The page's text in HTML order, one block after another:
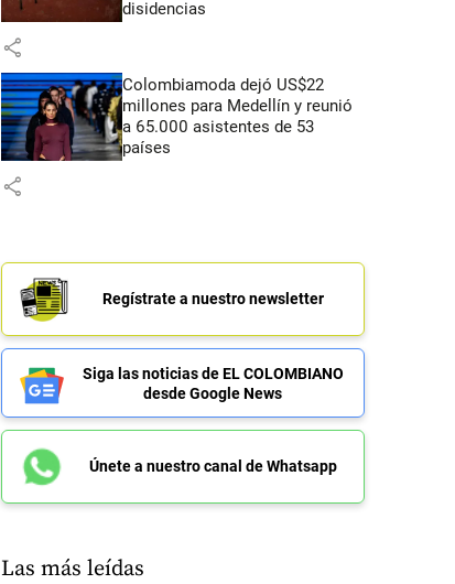
disidencias
share
Colombiamoda dejó US$22
millones para Medellín y reunió
a 65.000 asistentes de 53
países
share
Regístrate a nuestro newsletter
Siga las noticias de EL COLOMBIANO
desde Google News
Únete a nuestro canal de Whatsapp
Las más leídas